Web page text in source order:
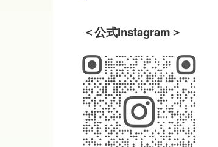
＜公式Instagram＞